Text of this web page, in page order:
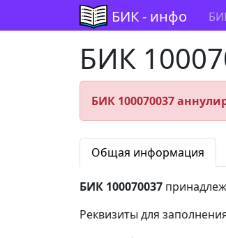
БИК - инфо
БИК
БИК 100070037
Общая информация
БИК 100070037
Реквизиты для